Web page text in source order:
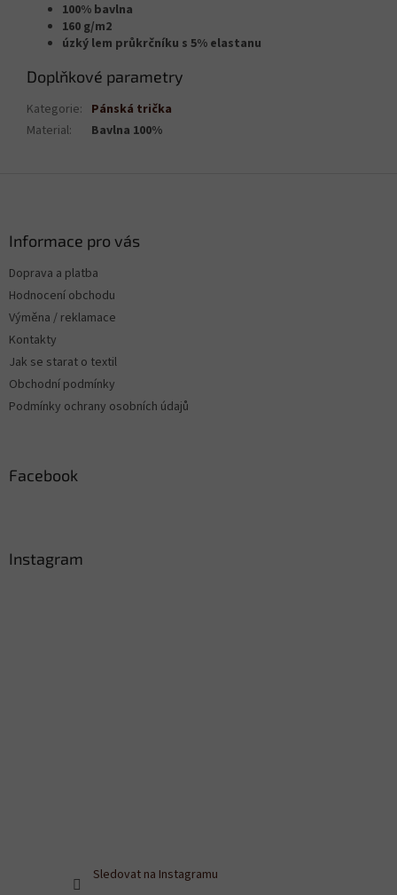
100% bavlna
160 g/m2
úzký lem průkrčníku s 5% elastanu
Doplňkové parametry
Kategorie: Pánská trička
Material: Bavlna 100%
Informace pro vás
Doprava a platba
Hodnocení obchodu
Výměna / reklamace
Kontakty
Jak se starat o textil
Obchodní podmínky
Podmínky ochrany osobních údajů
Facebook
Instagram
Sledovat na Instagramu